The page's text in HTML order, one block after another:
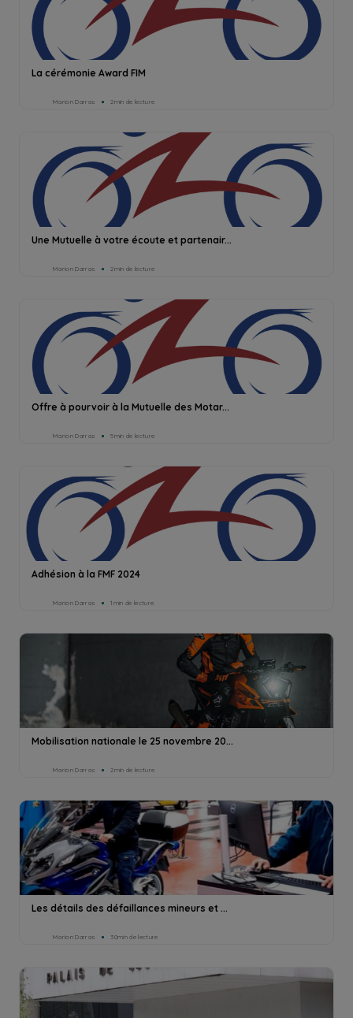
La cérémonie Award FIM
Marion Darras 2min de lecture
Une Mutuelle à votre écoute et partenair...
Marion Darras 2min de lecture
Offre à pourvoir à la Mutuelle des Motar...
Marion Darras 5min de lecture
Adhésion à la FMF 2024
Marion Darras 1min de lecture
Mobilisation nationale le 25 novembre 20...
Marion Darras 2min de lecture
Les détails des défaillances mineurs et ...
Marion Darras 30min de lecture